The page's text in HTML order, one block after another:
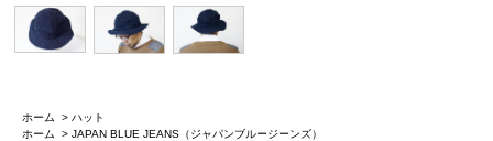
ホーム > ハット
ホーム
> JAPAN BLUE JEANS（ジャパンブルージーンズ）